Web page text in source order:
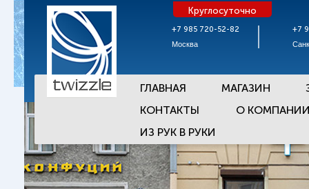
+7 985 720-52-82
Москва
Круглосуточно
+7
ГЛАВНАЯ МАГАЗИН
КОНТАКТЫ
О
ИЗ РУК В РУКИ